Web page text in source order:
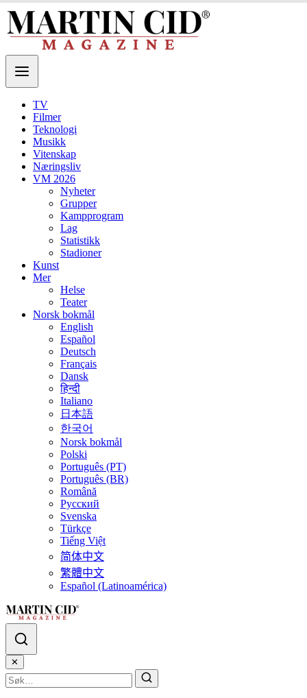
TV
Filmer
Teknologi
Musikk
Vitenskap
Næringsliv
VM 2026
Nyheter
Grupper
Kampprogram
Lag
Statistikk
Stadioner
Kunst
Mer
Helse
Teater
Norsk bokmål
English
Español
Deutsch
Français
Dansk
हिन्दी
Italiano
日本語
한국어
Norsk bokmål
Polski
Português (PT)
Português (BR)
Română
Русский
Svenska
Türkçe
Tiếng Việt
简体中文
繁體中文
Español (Latinoamérica)
✕